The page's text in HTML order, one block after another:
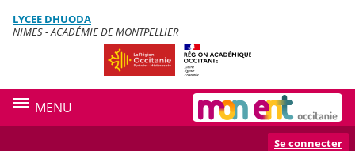
Menu de la rubrique
Contenu
LYCEE DHUODA
NIMES - ACADÉMIE DE MONTPELLIER
MENU
Se connecter